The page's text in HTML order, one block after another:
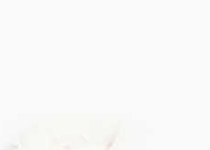
Gratis fraktalternativer Enkel